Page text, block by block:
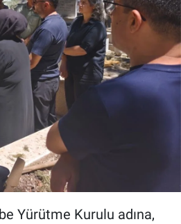
Yürütme Kurulu adına,